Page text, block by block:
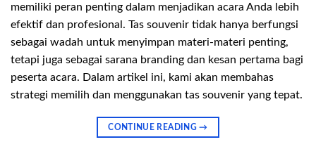
memiliki peran penting dalam menjadikan acara Anda lebih
efektif dan profesional. Tas souvenir tidak hanya berfungsi
sebagai wadah untuk menyimpan materi-materi penting,
tetapi juga sebagai sarana branding dan kesan pertama bagi
peserta acara. Dalam artikel ini, kami akan membahas
strategi memilih dan menggunakan tas souvenir yang tepat.
CONTINUE READING→